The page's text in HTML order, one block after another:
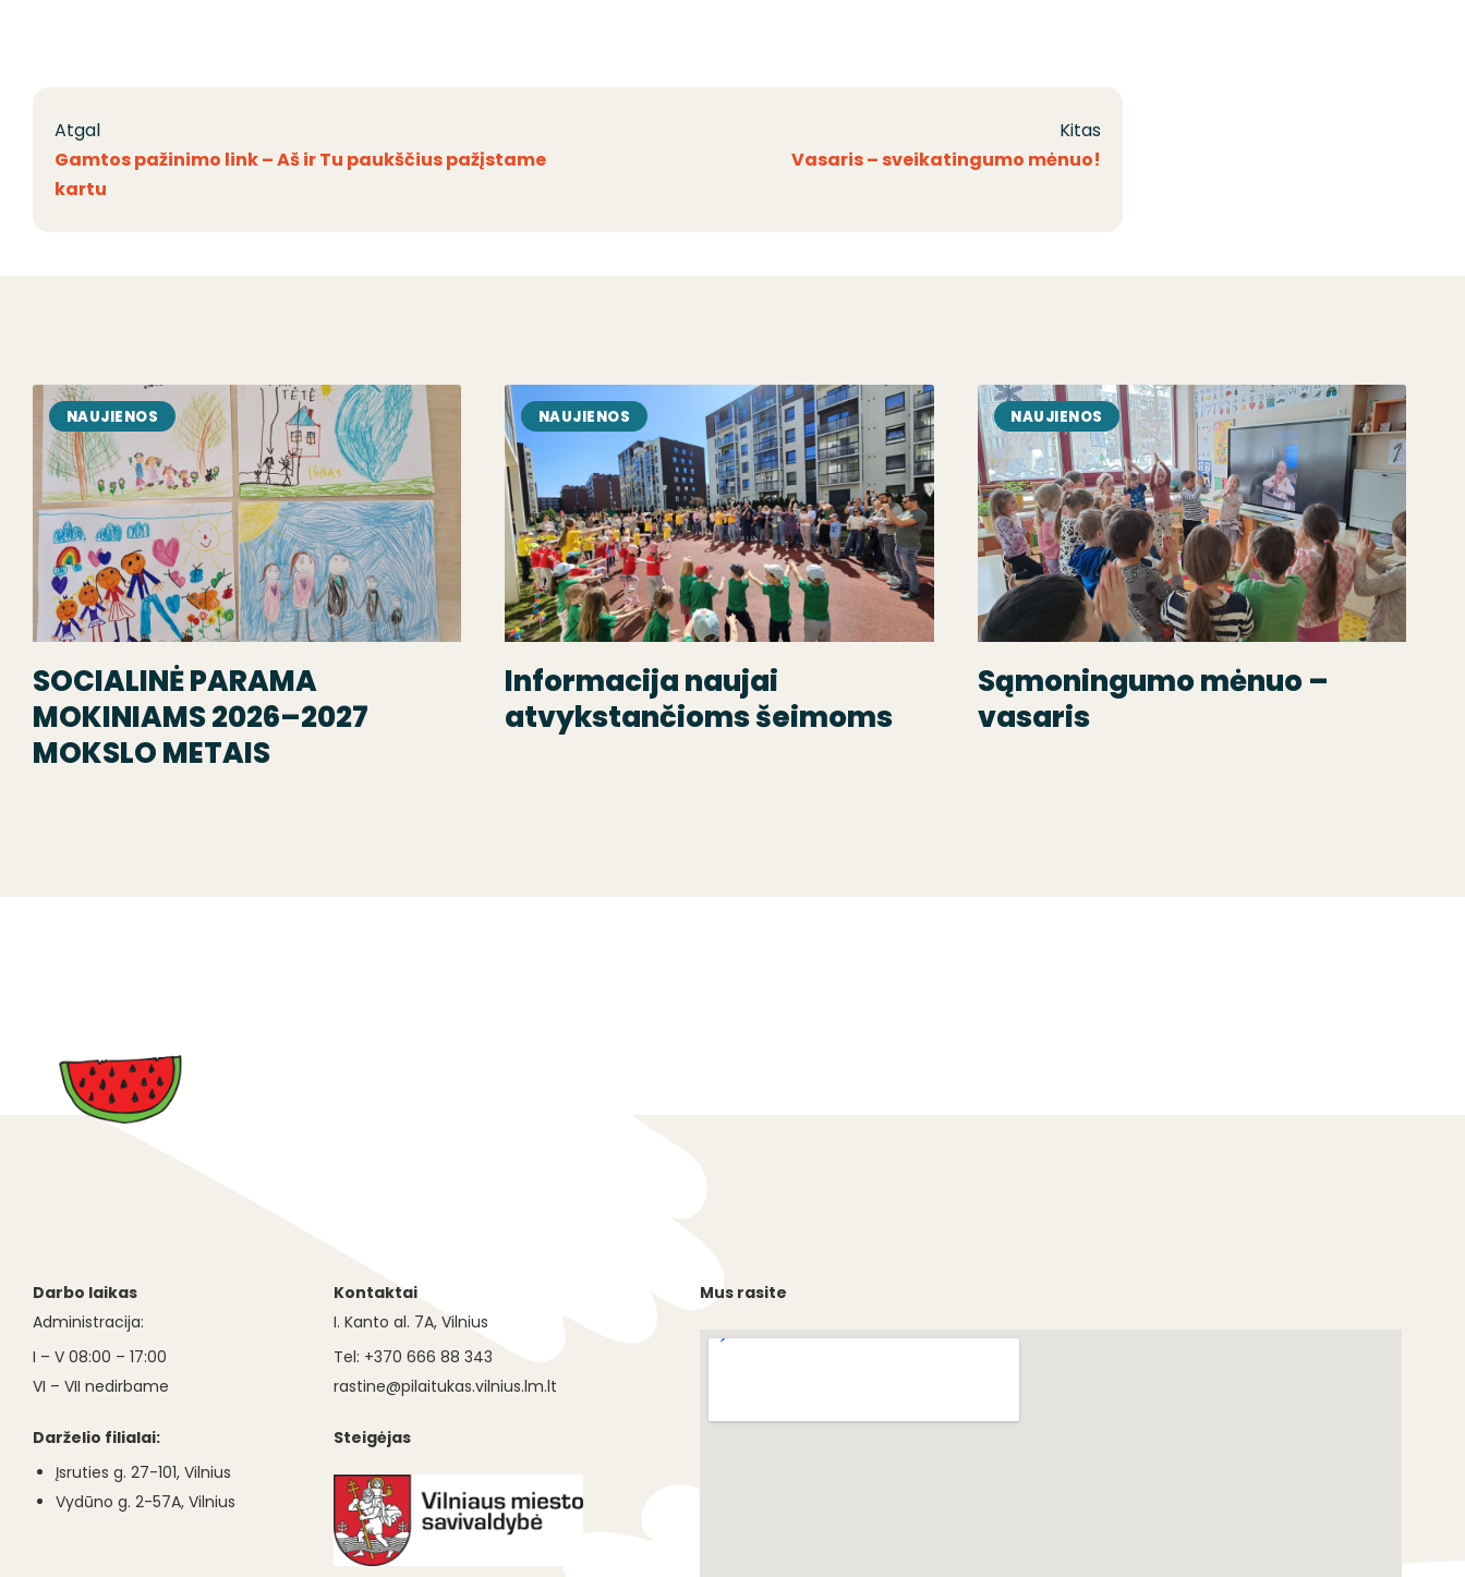
Atgal
Gamtos pažinimo link – Aš ir Tu paukščius pažįstame
kartu
Kitas
Vasaris – sveikatingumo mėnuo!
NAUJIENOS
SOCIALINĖ PARAMA
MOKINIAMS 2026–2027
MOKSLO METAIS
NAUJIENOS
Informacija naujai
atvykstančioms šeimoms
NAUJIENOS
Sąmoningumo mėnuo –
vasaris
Darbo laikas
Administracija:
I – V 08:00 – 17:00
VI – VII nedirbame
Darželio filialai:
Įsruties g. 27-101, Vilnius
Vydūno g. 2-57A, Vilnius
Kontaktai
I. Kanto al. 7A, Vilnius
Tel: +370 666 88 343
rastine@pilaitukas.vilnius.lm.lt
Steigėjas
Mus rasite